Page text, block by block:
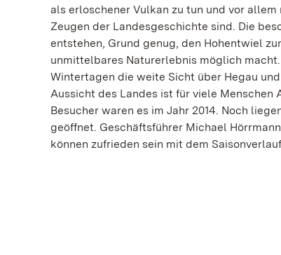
als erloschener Vulkan zu tun und vor
Zeugen der Landesgeschichte sind. Die
entstehen, Grund genug, den Hohentwiel
unmittelbares Naturerlebnis möglich
Wintertagen die weite Sicht über Hegau
Aussicht des Landes ist für viele Menschen
Besucher waren es im Jahr 2014. Noch
geöffnet. Geschäftsführer Michael
können zufrieden sein mit dem